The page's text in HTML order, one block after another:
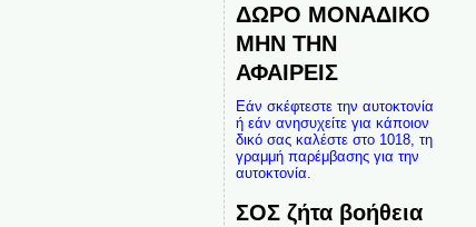
ΔΩΡΟ ΜΟΝΑΔΙΚΟ
ΜΗΝ ΤΗΝ
ΑΦΑΙΡΕΙΣ
Εάν σκέφτεστε την αυτοκτονία
ή εάν ανησυχείτε για κάποιον
δικό σας καλέστε στο 1018, τη
γραμμή παρέμβασης για την
αυτοκτονία.
ΣΟΣ ζήτα βοήθεια